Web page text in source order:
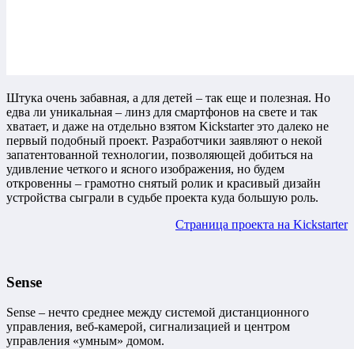
Штука очень забавная, а для детей – так еще и полезная. Но
едва ли уникальная – линз для смартфонов на свете и так
хватает, и даже на отдельно взятом Kickstarter это далеко не
первый подобный проект. Разработчики заявляют о некой
запатентованной технологии, позволяющей добиться на
удивление четкого и ясного изображения, но будем
откровенны – грамотно снятый ролик и красивый дизайн
устройства сыграли в судьбе проекта куда большую роль.
Страница проекта на Kickstarter
Sense
Sense – нечто среднее между системой дистанционного
управления, веб-камерой, сигнализацией и центром
управления «умным» домом.